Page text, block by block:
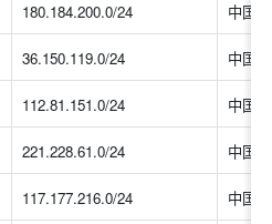
180.184.200.0/24 中国
36.150.119.0/24 中国
112.81.151.0/24 中国
221.228.61.0/24 中国
117.177.216.0/24 中国